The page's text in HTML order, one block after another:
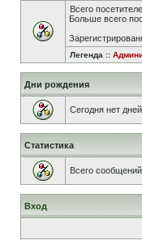
Всего
Больше всего
Легенда ::
Дни рождения
Сегодня нет
Статистика
Всего
Вход